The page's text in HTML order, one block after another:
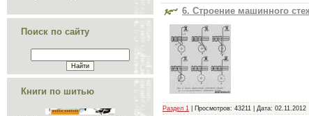
Поиск по сайту
Книги по шитью
Делаем выкройки на
6. Строение машинного
Раздел 1 | Просмотров: 43211 | Дата: 02.11.2012